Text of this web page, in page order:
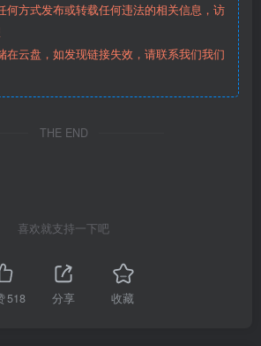
何方式发布或转载任何违法的相关信息，访
在云盘，如发现链接失效，请联系我们我们
THE END
喜欢就支持一下吧
518 分享 收藏